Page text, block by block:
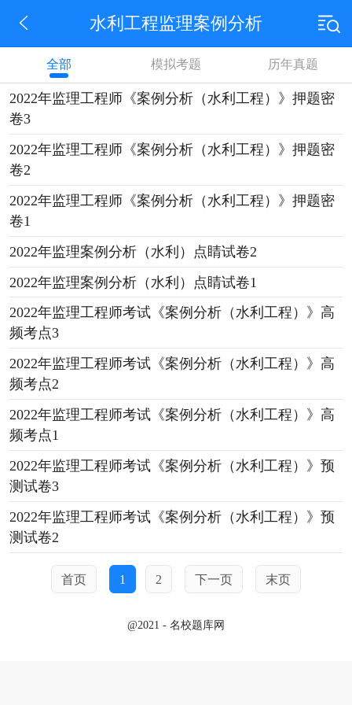
水利工程监理案例分析
全部 模拟考题 历年真题
2022年监理工程师《案例分析（水利工程）》押题密
卷3
2022年监理工程师《案例分析（水利工程）》押题密
卷2
2022年监理工程师《案例分析（水利工程）》押题密
卷1
2022年监理案例分析（水利）点睛试卷2
2022年监理案例分析（水利）点睛试卷1
2022年监理工程师考试《案例分析（水利工程）》高
频考点3
2022年监理工程师考试《案例分析（水利工程）》高
频考点2
2022年监理工程师考试《案例分析（水利工程）》高
频考点1
2022年监理工程师考试《案例分析（水利工程）》预
测试卷3
2022年监理工程师考试《案例分析（水利工程）》预
测试卷2
首页 1 2 下一页 末页
@2021 - 名校题库网